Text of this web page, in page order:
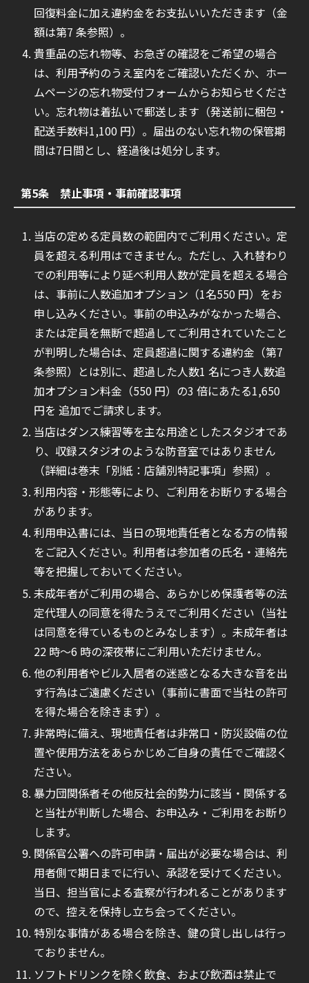
回復料金に加え違約金をお支払いいただきます（金
額は第7 条参照）。
貴重品の忘れ物等、お急ぎの確認をご希望の場合
は、利用予約のうえ室内をご確認いただくか、ホー
ムページの忘れ物受付フォームからお知らせくださ
い。忘れ物は着払いで郵送します（発送前に梱包・
配送手数料1,100 円）。届出のない忘れ物の保管期
間は7日間とし、経過後は処分します。
第5条 禁止事項・事前確認事項
当店の定める定員数の範囲内でご利用ください。定
員を超える利用はできません。ただし、入れ替わり
での利用等により延べ利用人数が定員を超える場合
は、事前に人数追加オプション（1名550 円）をお
申し込みください。事前の申込みがなかった場合、
または定員を無断で超過してご利用されていたこと
が判明した場合は、定員超過に関する違約金（第7
条参照）とは別に、超過した人数1 名につき人数追
加オプション料金（550 円）の3 倍にあたる1,650
円を 追加でご請求します。
当店はダンス練習等を主な用途としたスタジオであ
り、収録スタジオのような防音室ではありません
（詳細は巻末「別紙：店舗別特記事項」参照）。
利用内容・形態等により、ご利用をお断りする場合
があります。
利用申込書には、当日の現地責任者となる方の情報
をご記入ください。利用者は参加者の氏名・連絡先
等を把握しておいてください。
未成年者がご利用の場合、あらかじめ保護者等の法
定代理人の同意を得たうえでご利用ください（当社
は同意を得ているものとみなします）。未成年者は
22 時〜6 時の深夜帯にご利用いただけません。
他の利用者やビル入居者の迷惑となる大きな音を出
す行為はご遠慮ください（事前に書面で当社の許可
を得た場合を除きます）。
非常時に備え、現地責任者は非常口・防災設備の位
置や使用方法をあらかじめご自身の責任でご確認く
ださい。
暴力団関係者その他反社会的勢力に該当・関係する
と当社が判断した場合、お申込み・ご利用をお断り
します。
関係官公署への許可申請・届出が必要な場合は、利
用者側で期日までに行い、承認を受けてください。
当日、担当官による査察が行われることがあります
ので、控えを保持し立ち会ってください。
特別な事情がある場合を除き、鍵の貸し出しは行っ
ておりません。
ソフトドリンクを除く飲食、および飲酒は禁止で